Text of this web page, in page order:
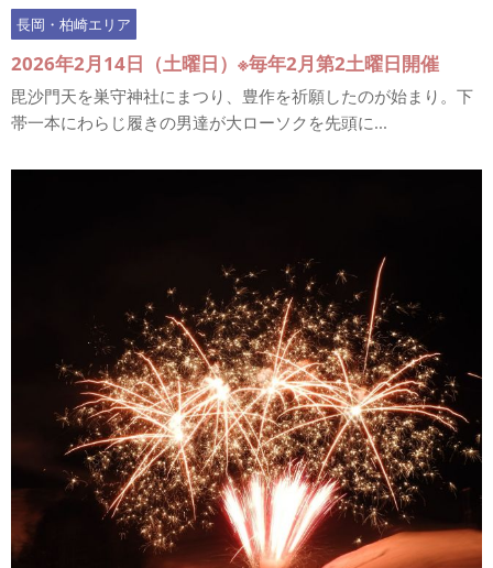
長岡・柏崎エリア
2026年2月14日（土曜日）※毎年2月第2土曜日開催
毘沙門天を巣守神社にまつり、豊作を祈願したのが始まり。下
帯一本にわらじ履きの男達が大ローソクを先頭に...